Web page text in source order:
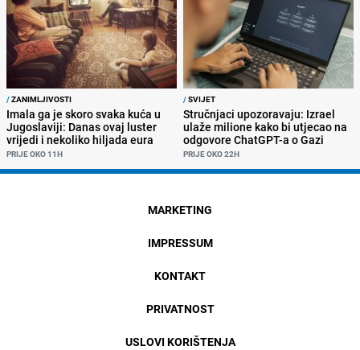
/ZANIMLJIVOSTI
Imala ga je skoro svaka kuća u
Jugoslaviji: Danas ovaj luster
vrijedi i nekoliko hiljada eura
PRIJE OKO 11H
/SVIJET
Stručnjaci upozoravaju: Izrael
ulaže milione kako bi utjecao na
odgovore ChatGPT-a o Gazi
PRIJE OKO 22H
MARKETING
IMPRESSUM
KONTAKT
PRIVATNOST
USLOVI KORIŠTENJA